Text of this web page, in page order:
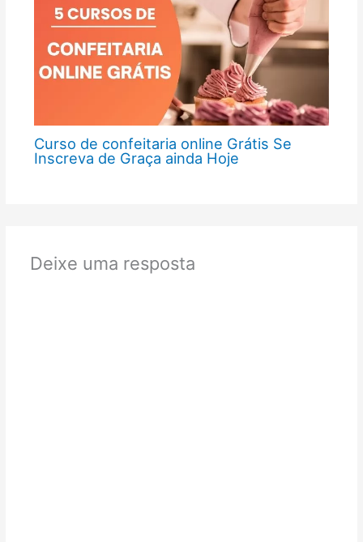
Curso de confeitaria online Grátis Se
Inscreva de Graça ainda Hoje
Deixe uma resposta